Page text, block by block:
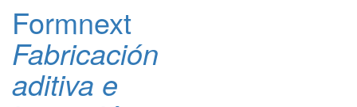
Formnext
Fabricación
aditiva e